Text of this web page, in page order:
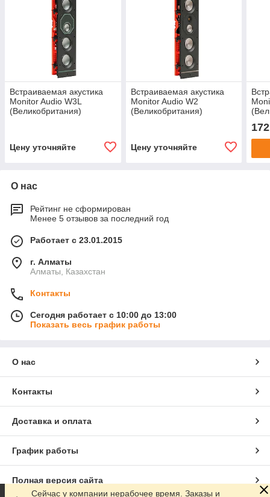
Встраиваемая акустика
Monitor Audio W3L
(Великобритания)
Цену уточняйте
Встраиваемая акустика
Monitor Audio W2
(Великобритания)
Цену уточняйте
О нас
Рейтинг не сформирован
Менее 5 отзывов за последний год
Работает с 23.01.2015
г. Алматы
Алматы, Казахстан
Контакты
Сегодня работает с 10:00 до 13:00
Показать весь график работы
О нас
Контакты
Доставка и оплата
График работы
Полная версия сайта
Сейчас у компании нерабочее время. Заказы и